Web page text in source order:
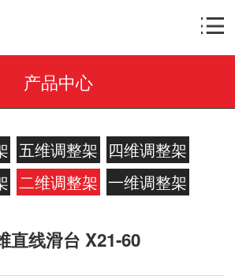
产品中心
五维调整架 四维调整架
二维调整架 一维调整架
直线滑台 X21-60